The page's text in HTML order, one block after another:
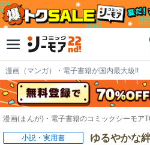
漫画（マンガ）・電子書籍が国内最大級!!
漫画(まんが)・電子書籍のコミックシーモア
ゆるやかな
小説・実用書